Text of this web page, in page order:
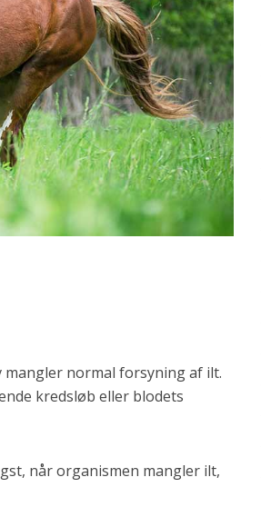
normal forsyning af ilt.
kredsløb eller blodets
når organismen mangler ilt,